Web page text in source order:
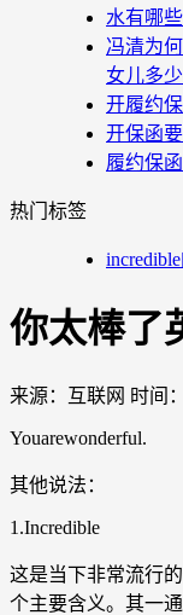
水有哪
冯清为
女儿多
开履约
开保函
履约保
热门标签
你太棒了
来源：互联网 时间
Youarewonderful.
其他说法：
1.Incredible
这是当下非常流行
个主要含义。其一